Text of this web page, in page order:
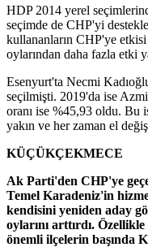
HDP 2014 yerel
seçimde de CHP'yi
kullananların CHP'ye
oylarından daha fazla etki
Esenyurt'ta Necmi
seçilmişti. 2019'da ise
oranı ise %45,93 oldu. Bu
yakın ve her zaman el
KÜÇÜKÇEKMECE
Ak Parti'den CHP'ye
Temel Karadeniz'in
kendisini yeniden aday
oylarını arttırdı.
önemli ilçelerin başında